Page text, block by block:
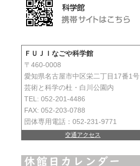
ＦＵＪＩなごや科学館
〒460-0008
愛知県名古屋市中区栄二丁目17番1号
芸術と科学の杜・白川公園内
TEL: 052-201-4486
FAX: 052-203-0788
団体専用電話：052-231-9771
交通アクセス